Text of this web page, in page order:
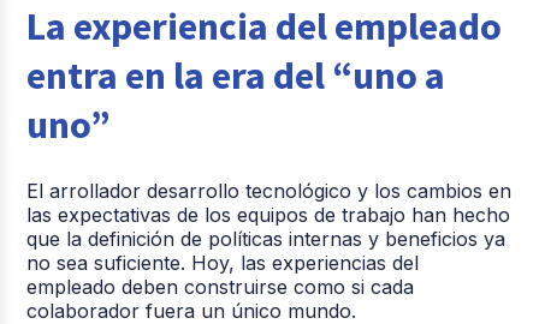
La experiencia del empleado
entra en la era del “uno a
uno”
El arrollador desarrollo tecnológico y los cambios en
las expectativas de los equipos de trabajo han hecho
que la definición de políticas internas y beneficios ya
no sea suficiente. Hoy, las experiencias del
empleado deben construirse como si cada
colaborador fuera un único mundo.